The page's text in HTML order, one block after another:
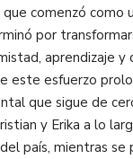
que comenzó como
por
aprendizaje y
este esfuerzo
que sigue de
y Erika a lo
país, mientras se